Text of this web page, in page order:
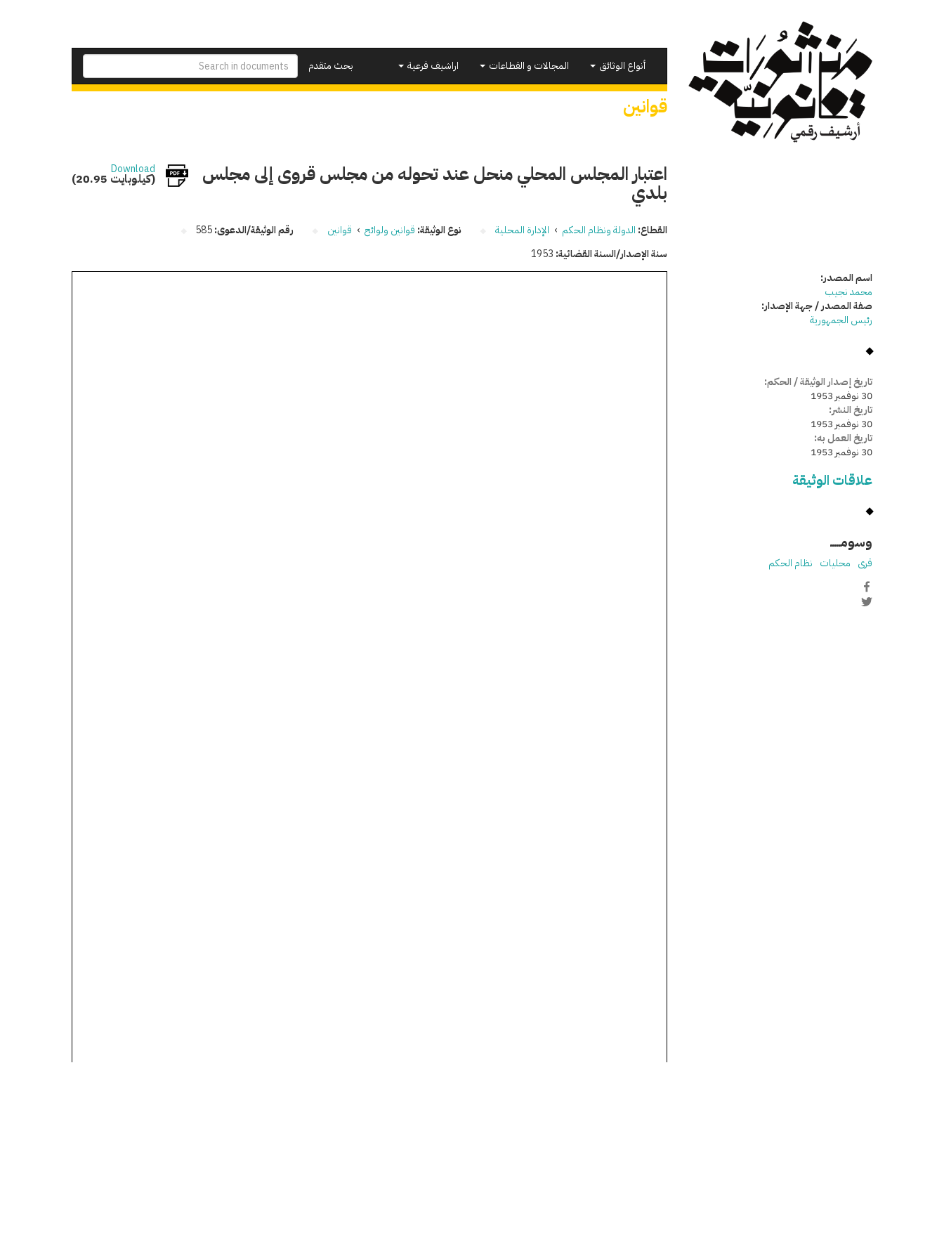
بحث متقدم
أنواع الوثائق المجالات و القطاعات اراشيف فرعية
قوانين
اعتبار المجلس المحلي منحل عند تحوله من مجلس قروى إلى مجلس
بلدي
Download
(20.95 كيلوبايت)
القطاع: الدولة ونظام الحكم › الإدارة المحلية نوع الوثيقة: قوانين ولوائح › قوانين رقم الوثيقة/الدعوى:585
سنة الإصدار/السنة القضائية: 1953
اسم المصدر:
محمد نجيب
صفة المصدر / جهة الإصدار:
رئيس الجمهورية
تاريخ إصدار الوثيقة / الحكم:
30 نوفمبر 1953
تاريخ النشر:
30 نوفمبر 1953
تاريخ العمل به:
30 نوفمبر 1953
علاقات الوثيقة
وسومـــــ
قرى محليات نظام الحكم